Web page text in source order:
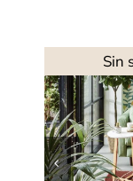
Contacto Sin